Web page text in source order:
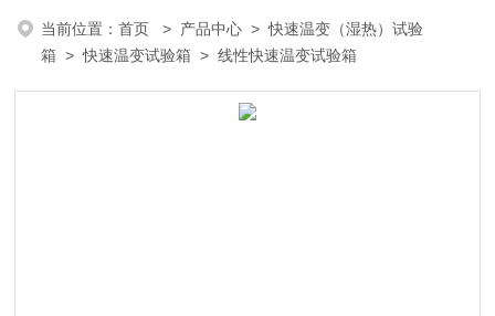
当前位置：首页 > 产品中心 >快速温变（湿热）试验
箱 >快速温变试验箱 > 线性快速温变试验箱